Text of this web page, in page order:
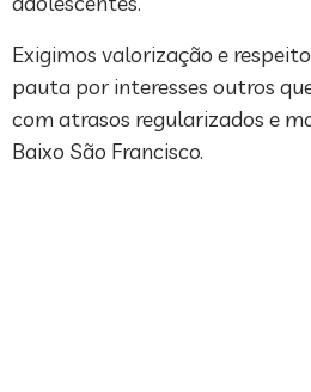
Exigimos valorização e
pauta por interesses outros
com atrasos regularizados e
Baixo São Francisco.